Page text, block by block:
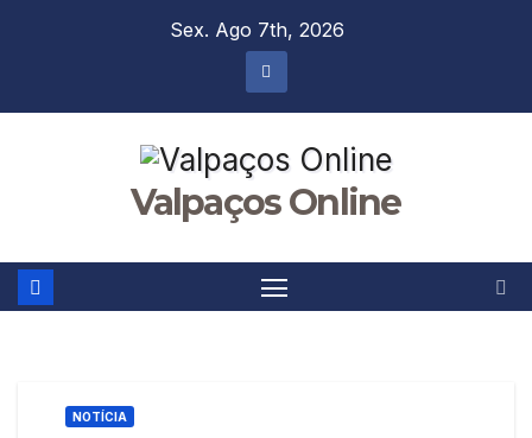
Sex. Ago 7th, 2026
Valpaços Online
NOTÍCIA